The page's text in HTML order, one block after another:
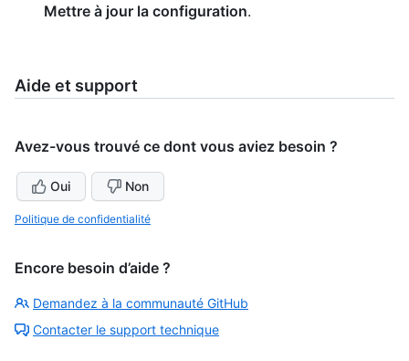
Mettre à jour la configuration.
Aide et support
Avez-vous trouvé ce dont vous aviez besoin ?
Oui Non
Politique de confidentialité
Encore besoin d’aide ?
Demandez à la communauté GitHub
Contacter le support technique